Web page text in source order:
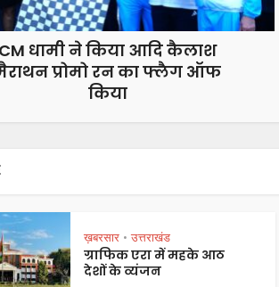
CM धामी ने किया आदि कैलाश
प्रोमो रन का फ्लैग ऑफ
किया
ख़बरसार • उत्तराखंड
ग्राफिक एरा में महके आठ
देशों के व्यंजन